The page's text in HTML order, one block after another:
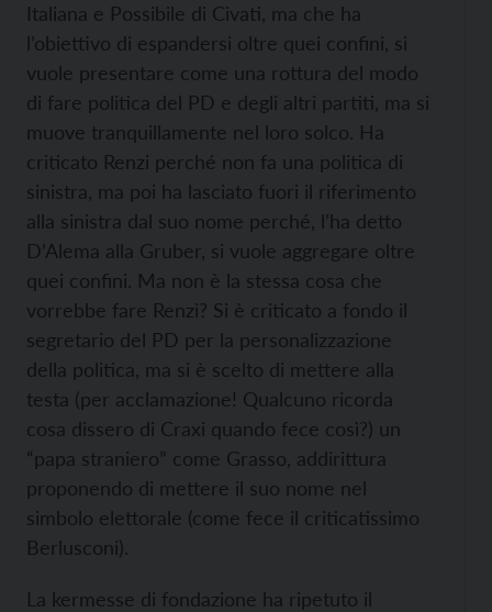
Italiana e Possibile di Civati, ma che ha
l’obiettivo di espandersi oltre quei confini, si
vuole presentare come una rottura del modo
di fare politica del PD e degli altri partiti, ma si
muove tranquillamente nel loro solco. Ha
criticato Renzi perché non fa una politica di
sinistra, ma poi ha lasciato fuori il riferimento
alla sinistra dal suo nome perché, l’ha detto
D’Alema alla Gruber, si vuole aggregare oltre
quei confini. Ma non è la stessa cosa che
vorrebbe fare Renzi? Si è criticato a fondo il
segretario del PD per la personalizzazione
della politica, ma si è scelto di mettere alla
testa (per acclamazione! Qualcuno ricorda
cosa dissero di Craxi quando fece così?) un
“papa straniero” come Grasso, addirittura
proponendo di mettere il suo nome nel
simbolo elettorale (come fece il criticatissimo
Berlusconi).
La kermesse di fondazione ha ripetuto il